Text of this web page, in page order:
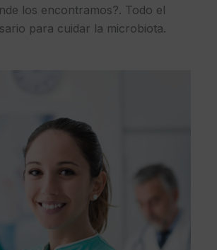
los encontramos?. Todo el
para cuidar la microbiota.